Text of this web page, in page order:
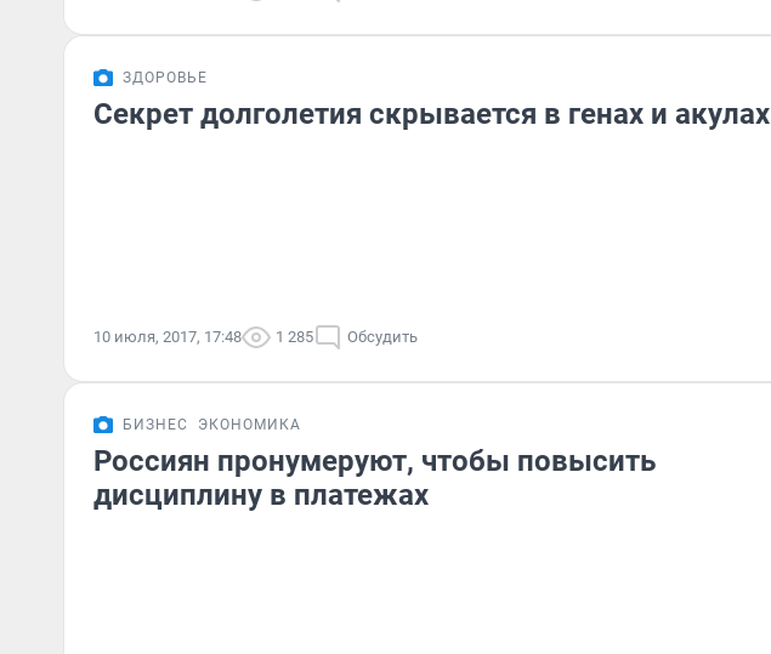
ЗДОРОВЬЕ
Секрет долголетия скрывается в генах и акулах
10 июля, 2017, 17:48 1 285 Обсудить
БИЗНЕС ЭКОНОМИКА
Россиян пронумеруют, чтобы повысить
дисциплину в платежах